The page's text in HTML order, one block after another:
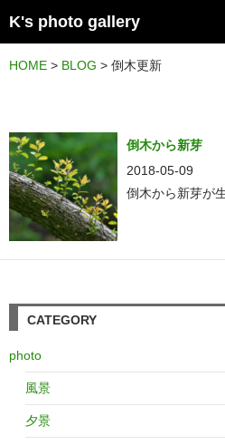
K's photo gallery
ン
ツ
へ
ス
キ
ッ
HOME > BLOG > 倒木更新
倒木から新芽
2018-05-09
倒木から新芽が
CATEGORY
photo
風景
夕景